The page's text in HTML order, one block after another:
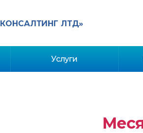
ЛТД»
Услуги